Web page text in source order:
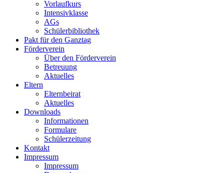
Vorlaufkurs
Intensivklasse
AGs
Schülerbibliothek
Pakt für den Ganztag
Förderverein
Über den Förderverein
Betreuung
Aktuelles
Eltern
Elternbeirat
Aktuelles
Downloads
Informationen
Formulare
Schülerzeitung
Kontakt
Impressum
Impressum